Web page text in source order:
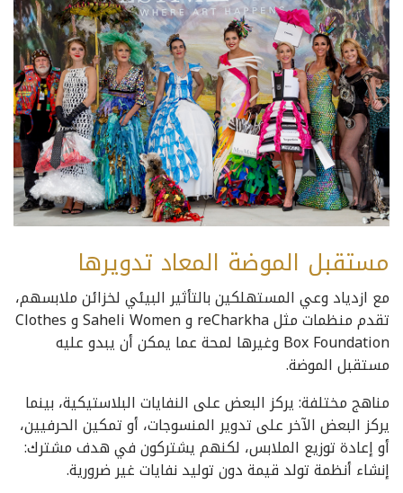
مستقبل الموضة المعاد تدويرها
مع ازدياد وعي المستهلكين بالتأثير البيئي لخزائن ملابسهم،
تقدم منظمات مثل reCharkha و Saheli Women و Clothes
Box Foundation وغيرها لمحة عما يمكن أن يبدو عليه
مستقبل الموضة.
مناهج مختلفة: يركز البعض على النفايات البلاستيكية، بينما
يركز البعض الآخر على تدوير المنسوجات، أو تمكين الحرفيين،
أو إعادة توزيع الملابس، لكنهم يشتركون في هدف مشترك:
إنشاء أنظمة تولد قيمة دون توليد نفايات غير ضرورية.